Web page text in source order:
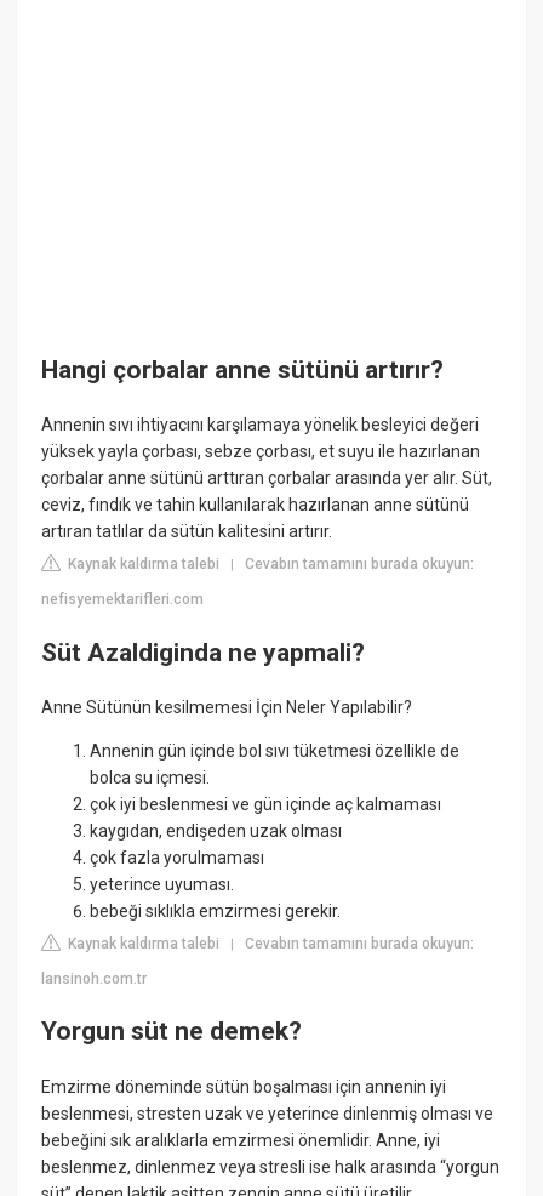
Hangi çorbalar anne sütünü artırır?
Annenin sıvı ihtiyacını karşılamaya yönelik besleyici değeri
yüksek yayla çorbası, sebze çorbası, et suyu ile hazırlanan
çorbalar anne sütünü arttıran çorbalar arasında yer alır. Süt,
ceviz, fındık ve tahin kullanılarak hazırlanan anne sütünü
artıran tatlılar da sütün kalitesini artırır.
Kaynak kaldırma talebi |Cevabın tamamını burada okuyun:
nefisyemektarifleri.com
Süt Azaldiginda ne yapmali?
Anne Sütünün kesilmemesi İçin Neler Yapılabilir?
Annenin gün içinde bol sıvı tüketmesi özellikle de
bolca su içmesi.
çok iyi beslenmesi ve gün içinde aç kalmaması
kaygıdan, endişeden uzak olması
çok fazla yorulmaması
yeterince uyuması.
bebeği sıklıkla emzirmesi gerekir.
Kaynak kaldırma talebi |Cevabın tamamını burada okuyun:
lansinoh.com.tr
Yorgun süt ne demek?
Emzirme döneminde sütün boşalması için annenin iyi
beslenmesi, stresten uzak ve yeterince dinlenmiş olması ve
bebeğini sık aralıklarla emzirmesi önemlidir. Anne, iyi
beslenmez, dinlenmez veya stresli ise halk arasında “yorgun